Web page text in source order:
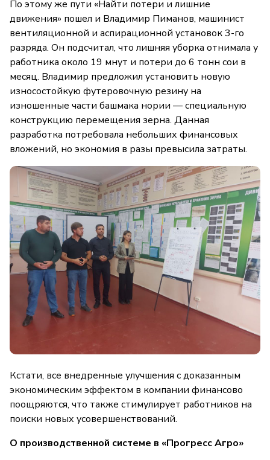
По этому же пути «Найти потери и лишние
движения» пошел и Владимир Пиманов, машинист
вентиляционной и аспирационной установок 3-го
разряда. Он подсчитал, что лишняя уборка отнимала у
работника около 19 мнут и потери до 6 тонн сои в
месяц. Владимир предложил установить новую
износостойкую футеровочную резину на
изношенные части башмака нории — специальную
конструкцию перемещения зерна. Данная
разработка потребовала небольших финансовых
вложений, но экономия в разы превысила затраты.
Кстати, все внедренные улучшения с доказанным
экономическим эффектом в компании финансово
поощряются, что также стимулирует работников на
поиски новых усовершенствований.
О производственной системе в «Прогресс Агро»